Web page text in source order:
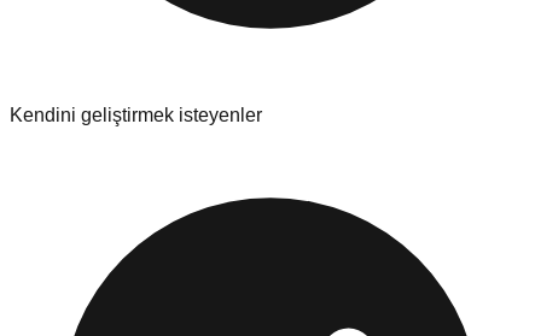
Kendini geliştirmek isteyenler